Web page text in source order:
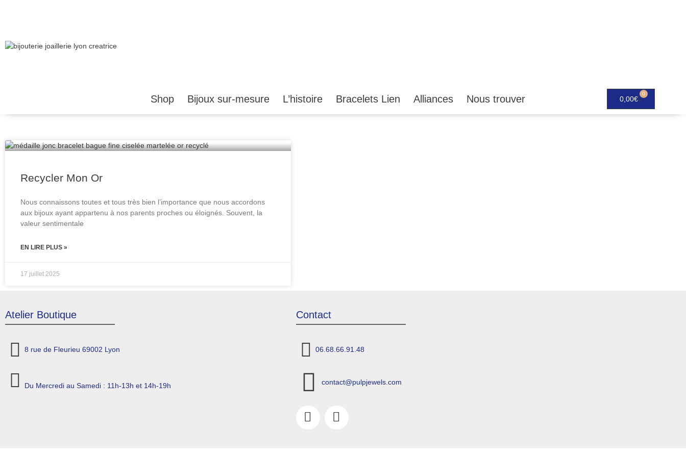
Shop Bijoux sur-mesure L’histoire Bracelets Lien Alliances Nous trouver 0,00€
0
Recycler Mon Or
Nous connaissons toutes et tous très bien l’importance que nous accordons
aux bijoux ayant appartenu à nos parents proches ou éloignés. Souvent, la
valeur sentimentale
EN LIRE PLUS »
17 juillet 2025
Atelier Boutique
8 rue de Fleurieu 69002 Lyon
Du Mercredi au Samedi : 11h-13h et 14h-19h
Contact
06.68.66.91.48
contact@pulpjewels.com